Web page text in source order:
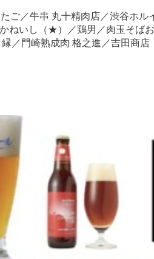
ご／牛串 丸十精肉店／渋谷ホル
ねいし（★）／鶏男／肉玉そば
／門崎熟成肉 格之進／吉田商